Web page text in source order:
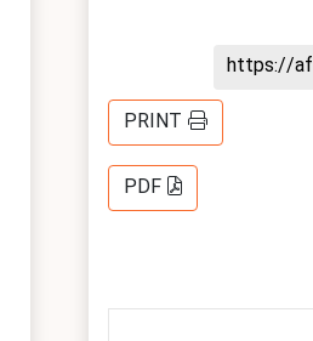
https://
PRINT
PDF